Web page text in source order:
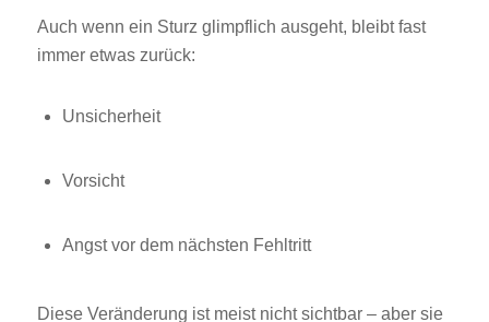
Auch wenn ein Sturz glimpflich ausgeht, bleibt fast
immer etwas zurück:
Unsicherheit
Vorsicht
Angst vor dem nächsten Fehltritt
Diese Veränderung ist meist nicht sichtbar – aber sie